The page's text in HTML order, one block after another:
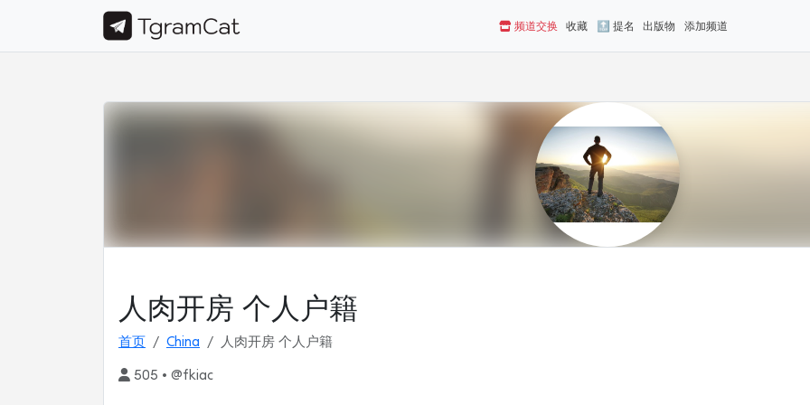
频道交换 收藏 🔝 提名 出版物 添加频道
人肉开房 个人户籍
首页 China 人肉开房 个人户籍
505 • @fkiac